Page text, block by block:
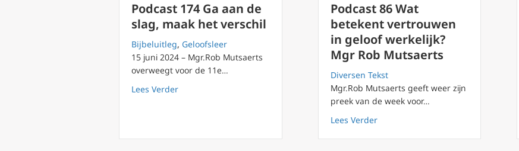
Podcast 174 Ga aan de
slag, maak het verschil
Bijbeluitleg, Geloofsleer
15 juni 2024 – Mgr.Rob Mutsaerts
overweegt voor de 11e…
Lees Verderabout Podcast 174 Ga aan de slag, maak het verschil
Podcast 86 Wat
betekent vertrouwen
in geloof werkelijk?
Mgr Rob Mutsaerts
Diversen Tekst
Mgr.Rob Mutsaerts geeft weer zijn
preek van de week voor…
Lees Verderabout Podcast 86 Wat betekent